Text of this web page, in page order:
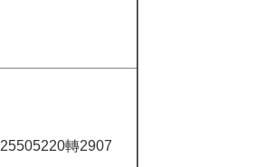
25505220轉2907